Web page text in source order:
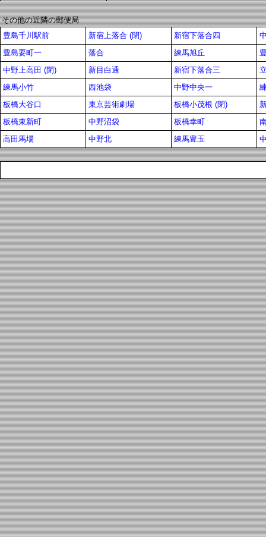
その他の近隣の郵便局
豊島千川駅前
新宿上落合 (閉) 新宿下落合四
豊島要町一
落合 練馬旭丘
中野上高田 (閉)
新目白通 新宿下落合三
練馬小竹
西池袋 中野中央一
板橋大谷口
東京芸術劇場 板橋小茂根 (閉)
板橋東新町
中野沼袋 板橋幸町
高田馬場
中野北 練馬豊玉